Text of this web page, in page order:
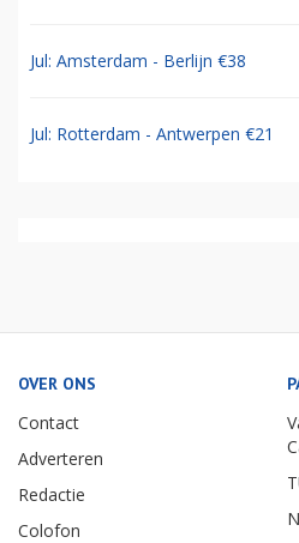
Jul: Amsterdam - Berlijn €38
Jul: Rotterdam - Antwerpen €21
OVER ONS
Contact
Adverteren
Redactie
Colofon